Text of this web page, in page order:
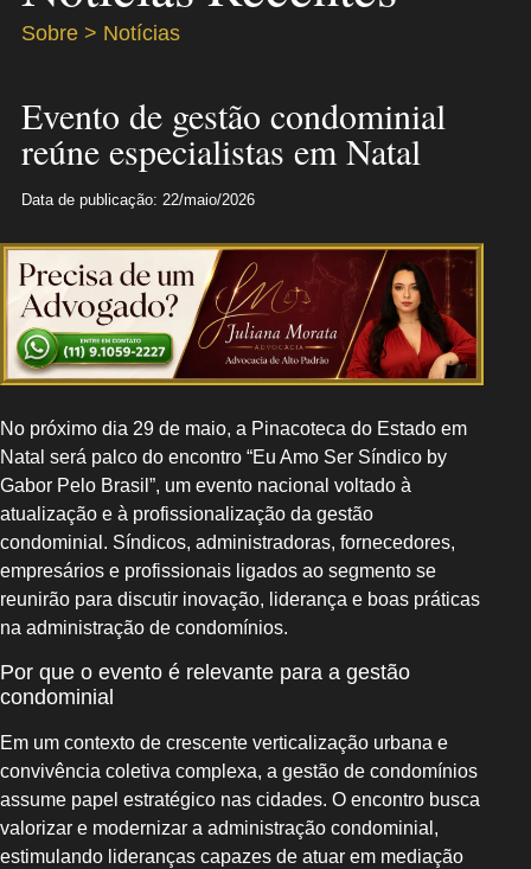
Sobre > Notícias
Evento de gestão condominial
reúne especialistas em Natal
Data de publicação: 22/maio/2026
No próximo dia 29 de maio, a Pinacoteca do Estado em
Natal será palco do encontro “Eu Amo Ser Síndico by
Gabor Pelo Brasil”, um evento nacional voltado à
atualização e à profissionalização da gestão
condominial. Síndicos, administradoras, fornecedores,
empresários e profissionais ligados ao segmento se
reunirão para discutir inovação, liderança e boas práticas
na administração de condomínios.
Por que o evento é relevante para a gestão
condominial
Em um contexto de crescente verticalização urbana e
convivência coletiva complexa, a gestão de condomínios
assume papel estratégico nas cidades. O encontro busca
valorizar e modernizar a administração condominial,
estimulando lideranças capazes de atuar em mediação